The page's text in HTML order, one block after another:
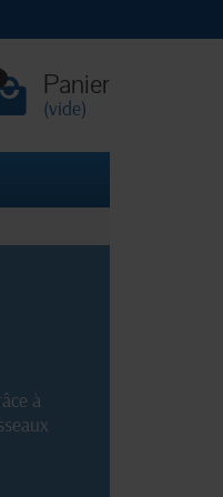
Panier
(vide)
à